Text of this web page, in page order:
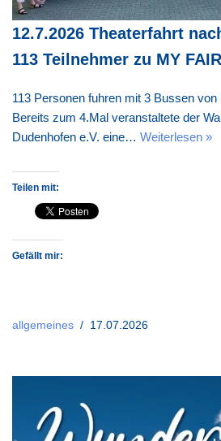
12.7.2026 Theaterfahrt
113 Teilnehmer zu MY
113 Personen fuhren mit 3 Bussen
Bereits zum 4.Mal veranstaltete der
Dudenhofen e.V. eine… Weiterlesen »
Teilen mit:
Gefällt mir:
allgemeines 17.07.2026